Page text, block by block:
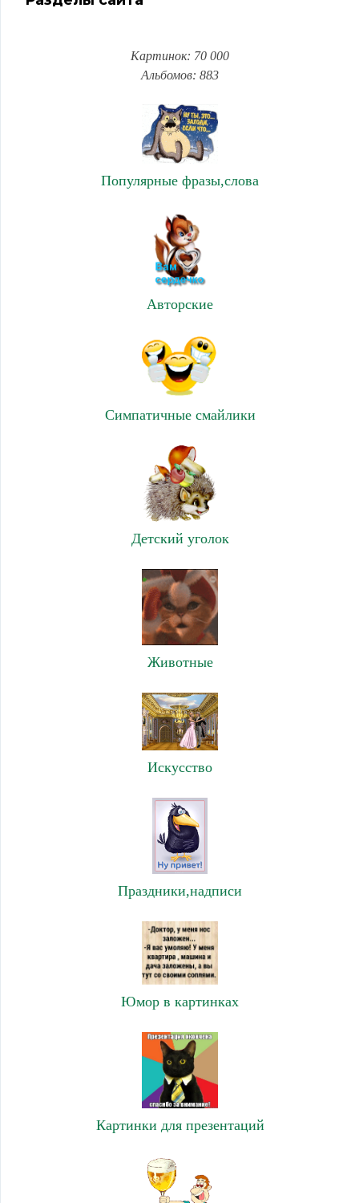
Картинок: 70 000
Альбомов: 883
Популярные фразы,слова
Авторские
Симпатичные смайлики
Детский уголок
Животные
Искусство
Праздники,надписи
Юмор в картинках
Картинки для презентаций